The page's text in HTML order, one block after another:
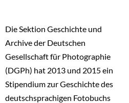
Die Sektion Geschichte und
Archive der Deutschen
Gesellschaft für Photographie
(DGPh) hat 2013 und 2015 ein
Stipendium zur Geschichte des
deutschsprachigen Fotobuchs